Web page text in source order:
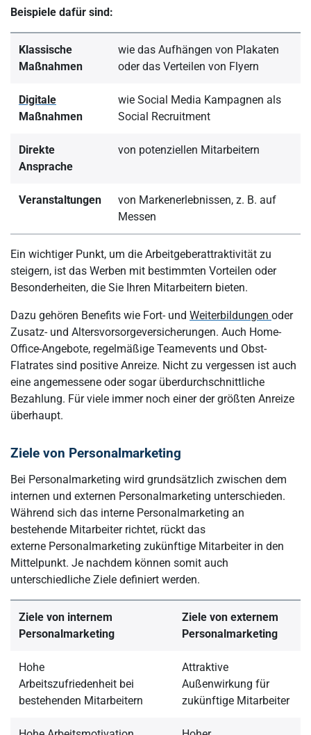
Beispiele dafür sind:
Klassische
Maßnahmen
wie das Aufhängen von Plakaten
oder das Verteilen von Flyern
Digitale
Maßnahmen
wie Social Media Kampagnen als
Social Recruitment
Direkte
Ansprache
von potenziellen Mitarbeitern
Veranstaltungen
von Markenerlebnissen, z. B. auf
Messen
Ein wichtiger Punkt, um die Arbeitgeberattraktivität zu
steigern, ist das Werben mit bestimmten Vorteilen oder
Besonderheiten, die Sie Ihren Mitarbeitern bieten.
Dazu gehören Benefits wie Fort- und Weiterbildungen oder
Zusatz- und Altersvorsorgeversicherungen. Auch Home-
Office-Angebote, regelmäßige Teamevents und Obst-
Flatrates sind positive Anreize. Nicht zu vergessen ist auch
eine angemessene oder sogar überdurchschnittliche
Bezahlung. Für viele immer noch einer der größten Anreize
überhaupt.
Ziele von Personalmarketing
Bei Personalmarketing wird grundsätzlich zwischen dem
internen und externen Personalmarketing unterschieden.
Während sich das interne Personalmarketing an
bestehende Mitarbeiter richtet, rückt das
externe Personalmarketing zukünftige Mitarbeiter in den
Mittelpunkt. Je nachdem können somit auch
unterschiedliche Ziele definiert werden.
Ziele von internem
Personalmarketing
Ziele von externem
Personalmarketing
Hohe
Arbeitszufriedenheit bei
bestehenden Mitarbeitern
Attraktive
Außenwirkung für
zukünftige Mitarbeiter